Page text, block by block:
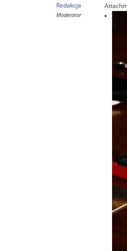
Redakcja
Moderator